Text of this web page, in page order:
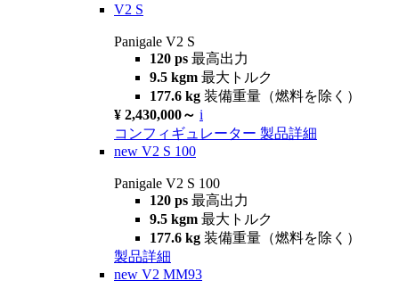
V2 S
Panigale V2 S
120 ps 最高出力
9.5 kgm 最大トルク
177.6 kg 装備重量（燃料を除く）
¥ 2,430,000～ i
コンフィギュレーター 製品詳細
new V2 S 100
Panigale V2 S 100
120 ps 最高出力
9.5 kgm 最大トルク
177.6 kg 装備重量（燃料を除く）
製品詳細
new V2 MM93